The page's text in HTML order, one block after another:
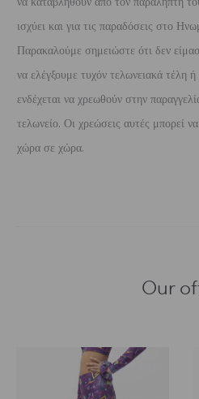
ισχύει και για τις παραδόσεις στο
Παρακαλούμε σημειώστε ότι δεν
να ελέγξουμε τυχόν τελωνειακά τέλη
ενδέχεται να χρεωθούν στην
τελωνείο. Οι χρεώσεις αυτές μπορεί
χώρα σε χώρα.
Our